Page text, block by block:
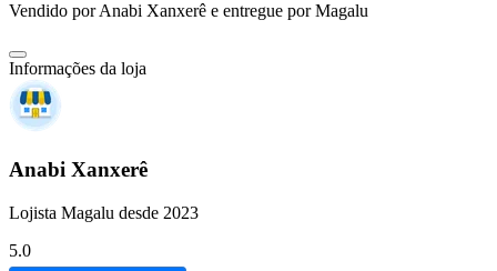
Vendido porAnabi Xanxerê e entregue por Magalu
Informações da loja
Anabi Xanxerê
Lojista Magalu desde 2023
5.0